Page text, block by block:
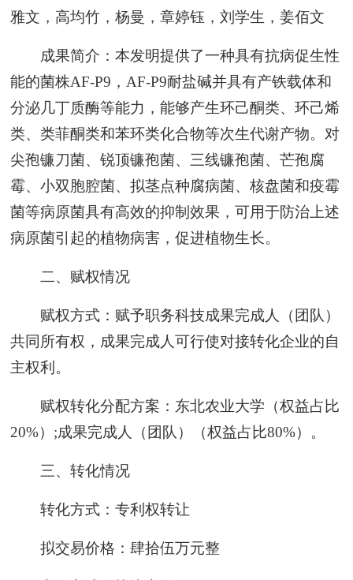
雅文，高均竹，杨曼，章婷钰，刘学生，姜佰文
成果简介：本发明提供了一种具有抗病促生性
能的菌株AF-P9，AF-P9耐盐碱并具有产铁载体和
分泌几丁质酶等能力，能够产生环己酮类、环己烯
类、类菲酮类和苯环类化合物等次生代谢产物。对
尖孢镰刀菌、锐顶镰孢菌、三线镰孢菌、芒孢腐
霉、小双胞腔菌、拟茎点种腐病菌、核盘菌和疫霉
菌等病原菌具有高效的抑制效果，可用于防治上述
病原菌引起的植物病害，促进植物生长。
二、赋权情况
赋权方式：赋予职务科技成果完成人（团队）
共同所有权，成果完成人可行使对接转化企业的自
主权利。
赋权转化分配方案：东北农业大学（权益占比
20%）;成果完成人（团队）（权益占比80%）。
三、转化情况
转化方式：专利权转让
拟交易价格：肆拾伍万元整